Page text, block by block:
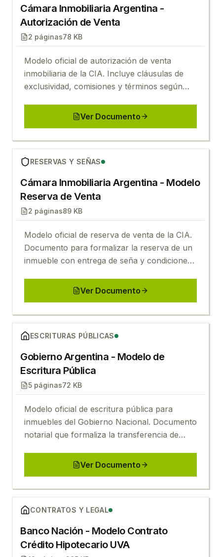
Cámara Inmobiliaria Argentina -
Autorización de Venta
2 páginas78 KB
Modelo oficial de autorización de venta
inmobiliaria de la CIA. Incluye cláusulas de
exclusividad, comisiones y términos según
Ver Documento
VerCámara Inmobiliaria Argentina - Modelo Reserva
RESERVAS Y SEÑAS
Cámara Inmobiliaria Argentina - Modelo
Reserva de Venta
2 páginas89 KB
Modelo oficial de reserva de venta de la CIA.
Documento para formalizar la reserva de un
inmueble con entrega de seña y condiciones
Ver Documento
VerGobierno Argentina - Modelo de Escritura Pública
ESCRITURAS PÚBLICAS
Gobierno Argentina - Modelo de
Escritura Pública
5 páginas72 KB
Modelo oficial de escritura pública para
inmuebles del Gobierno Nacional. Documento
notarial que formaliza la transferencia de
Ver Documento
VerBanco Nación - Modelo Contrato Crédito
CONTRATOS Y LEGAL
Banco Nación - Modelo Contrato
Crédito Hipotecario UVA